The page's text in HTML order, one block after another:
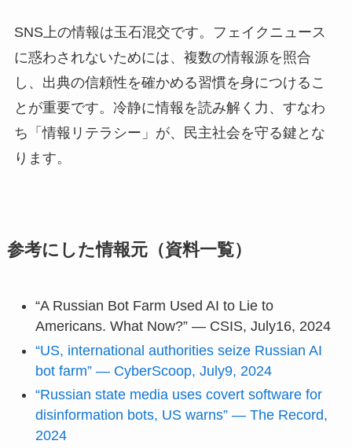
SNS上の情報は玉石混交です。フェイクニュース
に惑わされないためには、複数の情報源を照合
し、出典の信頼性を確かめる習慣を身につけるこ
とが重要です。冷静に情報を読み解く力、すなわ
ち「情報リテラシー」が、民主社会を守る鍵とな
ります。
参考にした情報元（資料一覧）
“A Russian Bot Farm Used AI to Lie to
Americans. What Now?” — CSIS, July16, 2024
“US, international authorities seize Russian AI
bot farm” — CyberScoop, July9, 2024
“Russian state media uses covert software for
disinformation bots, US warns” — The Record,
2024